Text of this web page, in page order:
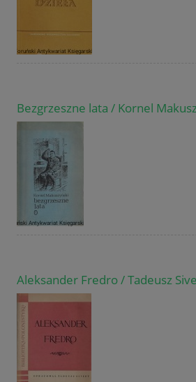
Bezgrzeszne lata / Kornel
Aleksander Fredro / Tadeusz